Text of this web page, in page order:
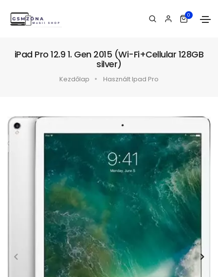
0
iPad Pro 12.9 1. Gen 2015 (Wi-Fi+Cellular 128GB
silver)
Kezdőlap Használt Ipad Pro